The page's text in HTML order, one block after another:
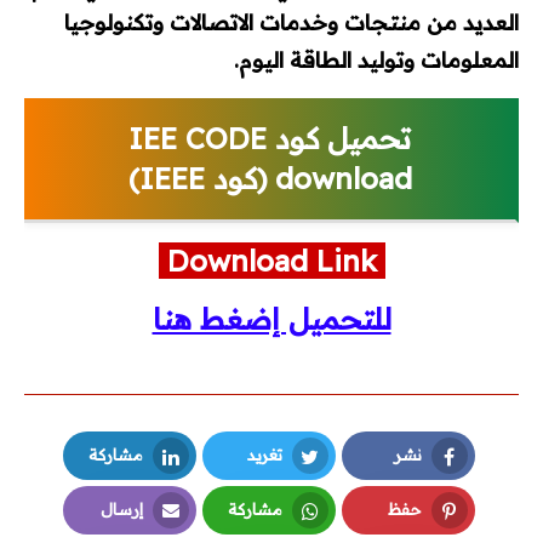
Ecodial
EKTS
أكواد ومشاريع تخرج
أكواد الكهرباء
العديد من منتجات وخدمات الاتصالات وتكنولوجيا
المعلومات وتوليد الطاقة اليوم.
تحميل كود IEE CODE
download (كود IEEE)
Download Link
للتحميل إضغط هنا
نشر
Facebook
تغريد
Twitter
مشاركة
LinkedIn
حفظ مشاركة إرسال